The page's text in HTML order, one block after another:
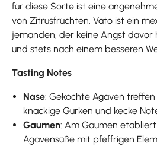
für diese Sorte ist eine
von Zitrusfrüchten. Vato ist ein
jemanden, der keine Angst davor
und stets nach einem besseren
Tasting Notes
Nase: Gekochte Agaven
knackige Gurken und kecke
Gaumen: Am Gaumen
Agavensüße mit pfeffrigen